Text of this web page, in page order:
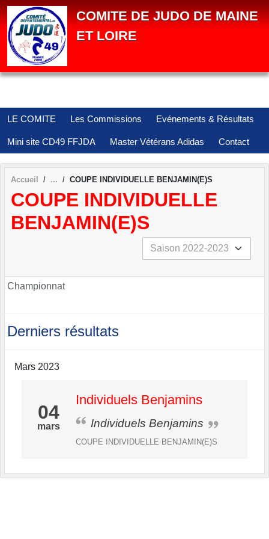
COMITE DE JUDO DE MAINE
ET LOIRE
LE COMITE Les Commissions Evénements & Résultats
Mini site CD49 FFJDA Master Vétérans Adidas Contact
Accueil COUPE INDIVIDUELLE BENJAMIN(E)S
COUPE INDIVIDUELLE
BENJAMIN(E)S
Championnat
Derniers résultats
Mars 2023
04
mars
Individuels Benjamins
Individuels Benjamins
COUPE INDIVIDUELLE BENJAMIN(E)S
Panneau de gestion des cookies